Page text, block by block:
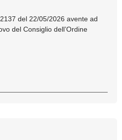
del 22/05/2026 avente ad
del Consiglio dell’Ordine